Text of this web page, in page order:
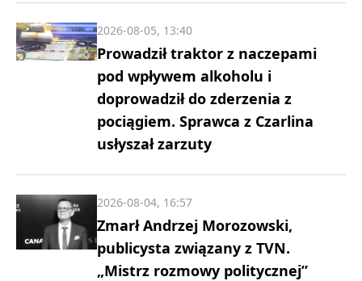
Prowadził traktor z naczepami
pod wpływem alkoholu i
doprowadził do zderzenia z
pociągiem. Sprawca z Czarlina
usłyszał zarzuty
2026-08-05, 13:40
Zmarł Andrzej Morozowski,
publicysta związany z TVN.
„Mistrz rozmowy politycznej”
2026-08-04, 16:57